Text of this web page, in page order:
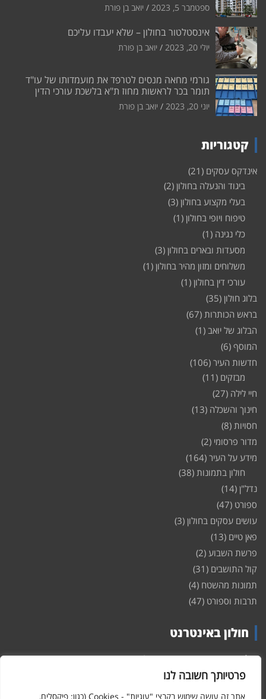
פרטיותך חשובה לנו
אתר זה עושה שימוש בקבצי "עוגיות" - Cookies (כגון: פיקסלים,
ספטמבר 5, 2023 יואב בן פורת
אינסטלטור בחולון – שלא יעבדו עליכם
יולי 20, 2023 יואב בן פורת
גורמי מחאה מנסים לטרפד את מועמדותו של עו"ד
תומר בכר לראשות מחוז ת"א בלשכת עורכי הדין
יוני 20, 2023 יואב בן פורת
קטגוריות
אינדקס עסקים (21)
ביגוד והנעלה בחולון (2)
בעלי מקצוע בחולון (3)
טיפוח ויופי בחולון (1)
כלי נגינה (1)
מסעדות ובארים בחולון (3)
משלוחים ומזון מהיר בחולון (1)
עורכי דין בחולון (1)
בלוג חולון (35)
בראש הכותרות (67)
הבלוג של יואב (1)
המוסף (6)
חדשות העיר (106)
מבזקים (11)
חיי לילה (27)
חינוך והשכלה (13)
חסויות (8)
מדור פרסומי (2)
מידע על העיר (164)
חולון בתמונות (38)
נדל"ן (14)
ספורט (47)
עושים עסקים בחולון (3)
פאן טיים (13)
פרשת השבוע (2)
קול התושבים (31)
תמונות מהשטח (4)
תרבות וספורט (47)
חולון באינטרנט
חולוןבאינטרנט – האתר שמביא לכם עדכונים ומידע מהשטח מהעיר
חולון. במה פתוחה לקול תושבי חולון באינטרנט, מידע על
ופרוייקטים חדשים בעיר, חיי לילה, וכן טורי דעה, עסקים בחולון, ודיונים על
הנעשה בעיר. אתם מוזמנים ומוזמנות להשתתף בדיון ולשלוח לנו כתבות